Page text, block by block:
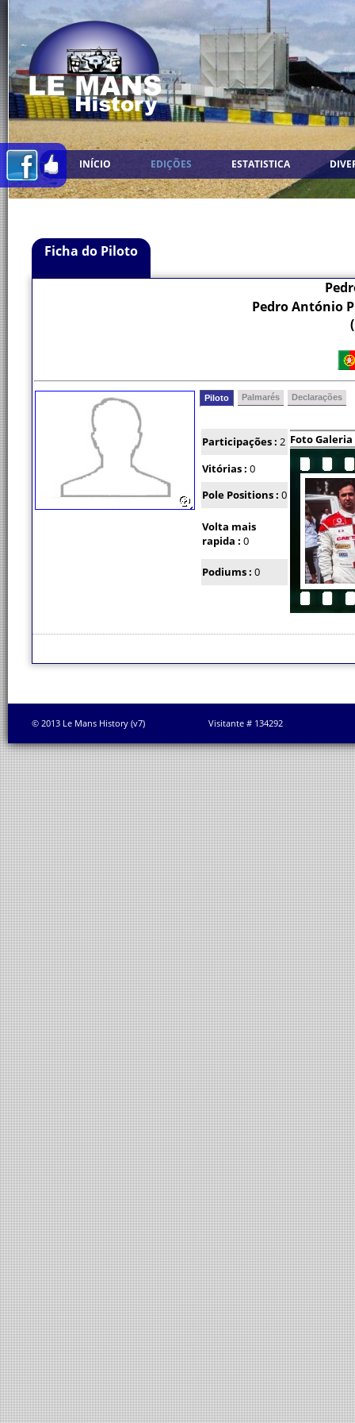
INÍCIO EDIÇÕES ESTATISTICA
Ficha do Piloto
Pedro António
Piloto Palmarés Declarações
Participações : 2 Foto Galeria
Vitórias : 0
Pole Positions : 0
Volta mais
rapida : 0
Podiums : 0
© 2013 Le Mans History (v7) Visitante # 134292